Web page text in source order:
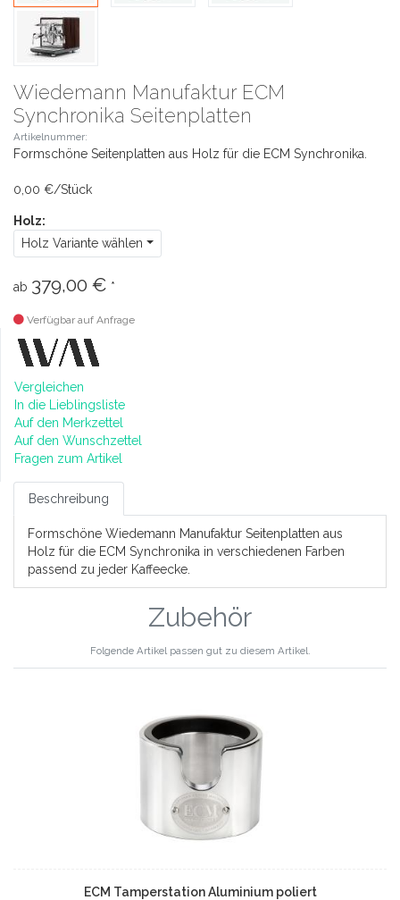
Wiedemann Manufaktur ECM
Synchronika Seitenplatten
Artikelnummer:
Formschöne Seitenplatten aus Holz für die ECM Synchronika.
0,00 €/Stück
Holz:
Holz Variante wählen
ab 379,00 € *
Verfügbar auf Anfrage
Vergleichen
In die Lieblingsliste
Auf den Merkzettel
Auf den Wunschzettel
Fragen zum Artikel
Beschreibung
Formschöne Wiedemann Manufaktur Seitenplatten aus
Holz für die ECM Synchronika in verschiedenen Farben
passend zu jeder Kaffeecke.
Zubehör
Folgende Artikel passen gut zu diesem Artikel.
ECM Tamperstation Aluminium poliert